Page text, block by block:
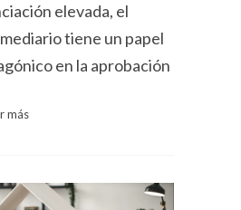
elevada, el
tiene un papel
en la aprobación
más